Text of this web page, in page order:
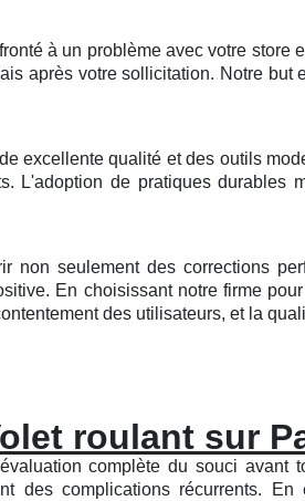
à un problème avec votre
après votre sollicitation. Notre but
excellente qualité et des outils
L'adoption de pratiques durables
non seulement des corrections
En choisissant notre firme
des utilisateurs, et la
roulant sur
complète du souci avant
des complications récurrents.